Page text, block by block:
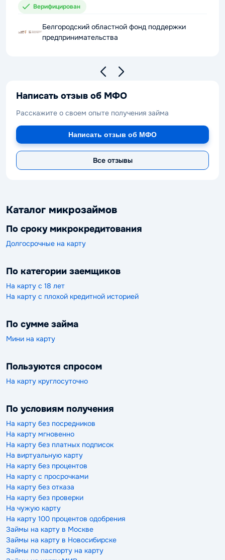
Верифицирован
Белгородский областной фонд поддержки
предпринимательства
Написать отзыв об МФО
Расскажите о своем опыте получения займа
Написать отзыв об МФО
Все отзывы
Каталог микрозаймов
По сроку микрокредитования
Долгосрочные на карту
По категории заемщиков
На карту с 18 лет
На карту с плохой кредитной историей
По сумме займа
Мини на карту
Пользуются спросом
На карту круглосуточно
По условиям получения
На карту без посредников
На карту мгновенно
На карту без платных подписок
На виртуальную карту
На карту без процентов
На карту с просрочками
На карту без отказа
На карту без проверки
На чужую карту
На карту 100 процентов одобрения
Займы на карту в Москве
Займы на карту в Новосибирске
Займы по паспорту на карту